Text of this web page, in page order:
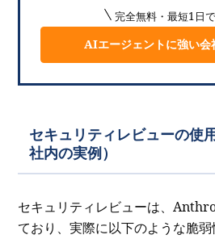
完全無料・最短1日
AIエージェントに強い会
セキュリティレビューの
社内の実例）
セキュリティレビューは、
ており、実際に以下のような脆